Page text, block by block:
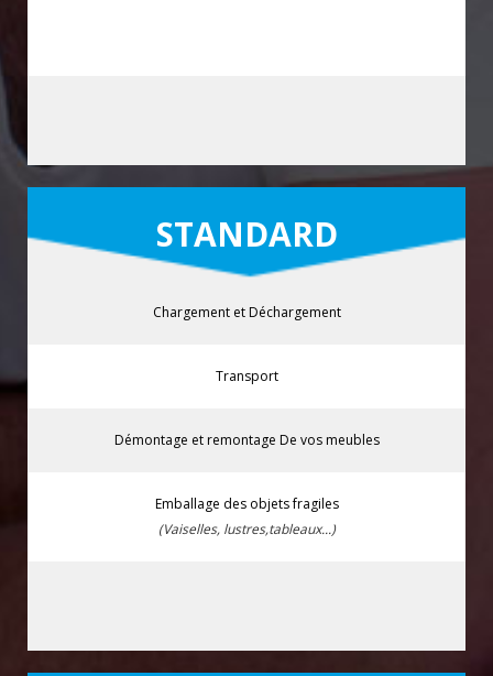
STANDARD
Chargement et Déchargement
Transport
Démontage et remontage De vos meubles
Emballage des objets fragiles
(Vaiselles, lustres,tableaux...)